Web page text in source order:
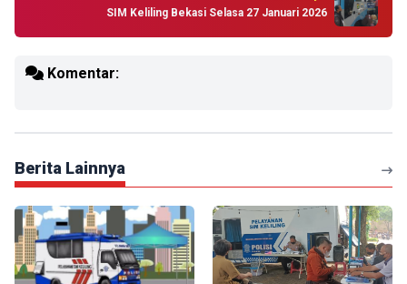
SIM Keliling Bekasi Selasa 27 Januari 2026
Komentar:
Berita Lainnya